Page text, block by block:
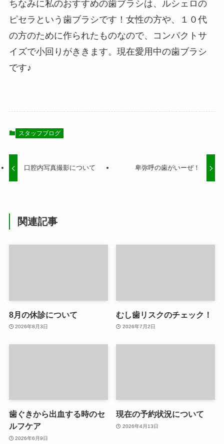
ちなみに私のおすすめの歯ブラシは、ルシェロの
ピセラという歯ブラシです！女性の方や、１０代
の方のために作られたものなので、コンパクトサ
イズで小回りがききます。現在愛用中の歯ブラシ
です♪
スタッフブログ
口腔内写真撮影について 卑弥呼の歯がいーぜ！
関連記事
8月の休診について
2026年8月3日
むし歯リスクのチェック！
2026年7月2日
歯ぐきから出血する時のセ
ルフケア
2026年6月9日
現在の予約状況について
2026年4月13日